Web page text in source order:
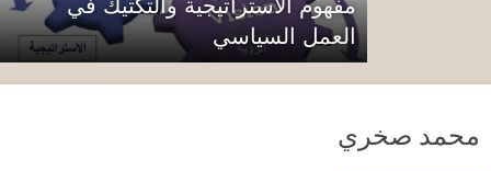
مفهوم الاستراتيجية والتكتيك في
العمل السياسي
محمد صخري